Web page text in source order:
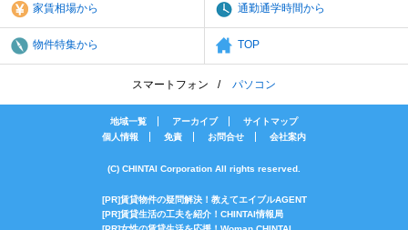
家賃相場から 通勤通学時間から
物件特集から TOP
スマートフォン パソコン
地域一覧 アーカイブ
サイトマップ
個人情報
免責 お問合せ 会社案内
(C) CHINTAI Corporation All rights reserved.
[PR]賃貸物件の疑問解決！教えてエイブルAGENT
[PR]賃貸生活の工夫を紹介！CHINTAI情報局